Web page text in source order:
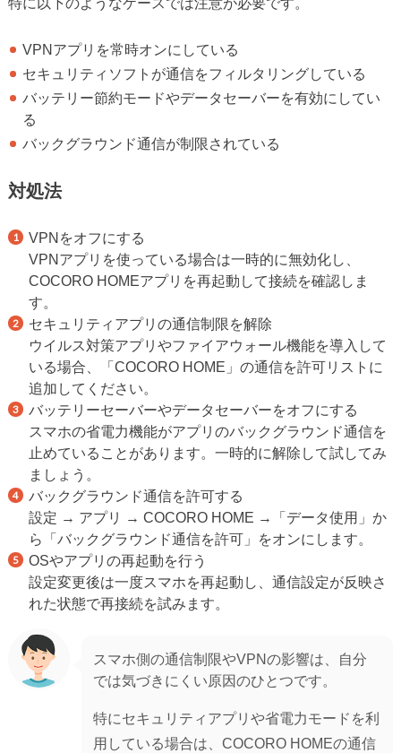
VPNアプリを常時オンにしている
セキュリティソフトが通信をフィルタリングしている
バッテリー節約モードやデータセーバーを有効にしてい
る
バックグラウンド通信が制限されている
対処法
VPNをオフにする
VPNアプリを使っている場合は一時的に無効化し、
COCORO HOMEアプリを再起動して接続を確認しま
す。
セキュリティアプリの通信制限を解除
ウイルス対策アプリやファイアウォール機能を導入して
いる場合、「COCORO HOME」の通信を許可リストに
追加してください。
バッテリーセーバーやデータセーバーをオフにする
スマホの省電力機能がアプリのバックグラウンド通信を
止めていることがあります。一時的に解除して試してみ
ましょう。
バックグラウンド通信を許可する
設定 → アプリ → COCORO HOME →「データ使用」か
ら「バックグラウンド通信を許可」をオンにします。
OSやアプリの再起動を行う
設定変更後は一度スマホを再起動し、通信設定が反映さ
れた状態で再接続を試みます。
スマホ側の通信制限やVPNの影響は、自分
では気づきにくい原因のひとつです。
特にセキュリティアプリや省電力モードを利
用している場合は、COCORO HOMEの通信